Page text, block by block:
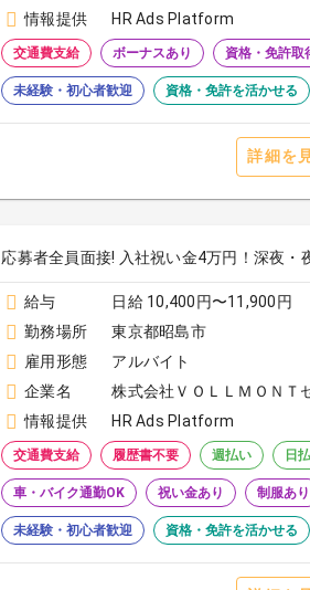
情報提供
HR Ads Platform
交通費支給 ボーナスあり 資格・免許取
未経験・初心者歓迎 資格・免許を活かせる
詳細を
応募者全員面接! 入社祝い金4万円！深夜
給与
日給 10,400円〜11,900円
勤務場所
東京都昭島市
雇用形態
アルバイト
企業名
株式会社ＶＯＬＬＭＯＮＴ
情報提供
HR Ads Platform
交通費支給 履歴書不要 週払い 日
車・バイク通勤OK 祝い金あり 制服あり
未経験・初心者歓迎 資格・免許を活かせる